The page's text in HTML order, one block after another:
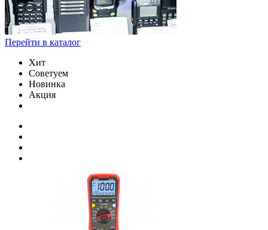
Перейти в каталог
Хит
Советуем
Новинка
Акция